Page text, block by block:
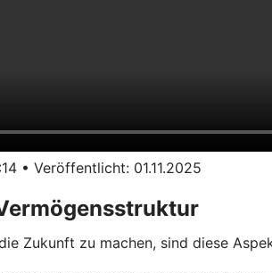
• Veröffentlicht: 01.11.2025
Zukunft zu machen, sind diese